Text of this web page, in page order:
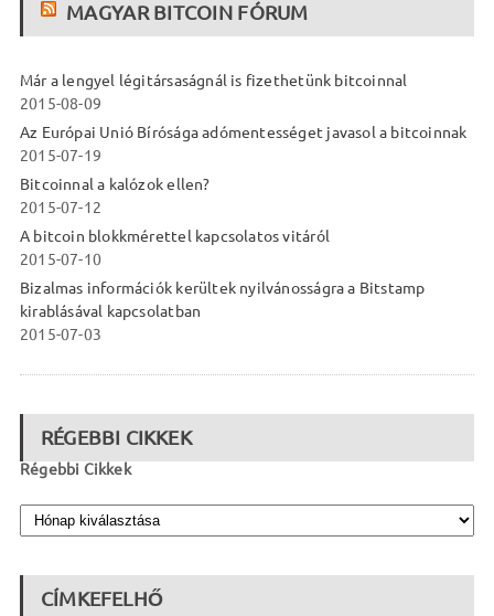
MAGYAR BITCOIN FÓRUM
Már a lengyel légitársaságnál is fizethetünk bitcoinnal
2015-08-09
Az Európai Unió Bírósága adómentességet javasol a bitcoinnak
2015-07-19
Bitcoinnal a kalózok ellen?
2015-07-12
A bitcoin blokkmérettel kapcsolatos vitáról
2015-07-10
Bizalmas információk kerültek nyilvánosságra a Bitstamp
kirablásával kapcsolatban
2015-07-03
RÉGEBBI CIKKEK
Régebbi Cikkek
CÍMKEFELHŐ